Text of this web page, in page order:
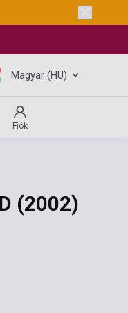
Magyar (HU)
Fiók
(2002)